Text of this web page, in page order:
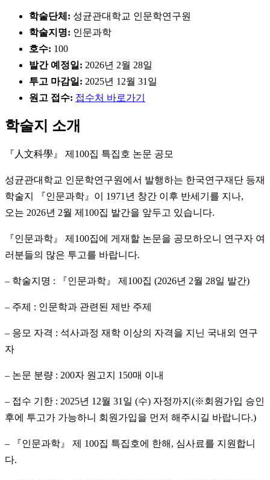
학술단체: 성균관대학교 인문학연구원
학술지명: 인문과학
호수: 100
발간 예정일: 2026년 2월 28일
투고 마감일: 2025년 12월 31일
원고 접수: 접수처 바로가기
학술지 소개
『人文科學』 제100집 특집호 논문 공모
성균관대학교 인문학연구원에서 발행하는 한국연구재단 등재
학술지 『인문과학』이 1971년 창간 이후 반세기를 지나,
오는 2026년 2월 제100집 발간을 앞두고 있습니다.
『인문과학』 제100집에 게재할 논문을 공모하오니 연구자 여
러분들의 많은 투고를 바랍니다.
– 학술지명 : 『인문과학』 제100집 (2026년 2월 28일 발간)
– 주제 : 인문학과 관련된 제반 주제
– 응모 자격 : 석사과정 재학 이상의 자격을 지닌 국내외 연구
자
– 논문 분량 : 200자 원고지 150매 이내
– 접수 기한 : 2025년 12월 31일 (수) 자정까지(※회원가입 승인
후에 투고가 가능하니 회원가입을 먼저 해주시길 바랍니다.)
– 『인문과학』 제 100집 특집호에 한해, 심사료를 지원합니
다.